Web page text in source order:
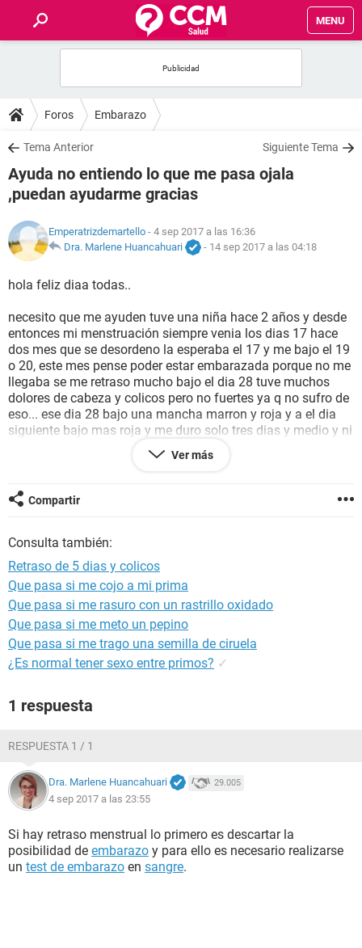
MENU
FOROS
SALUD
FAMILIA
NUTRICIÓN
SEXUALIDAD
GLOSARIO
Foros Embarazo
Tema Anterior Siguiente Tema
Ayuda no entiendo lo que me pasa ojala
,puedan ayudarme gracias
Emperatrizdemartello - 4 sep 2017 a las 16:36
Dra. Marlene Huancahuari
- 14 sep 2017 a las 04:18
hola feliz diaa todas..
necesito que me ayuden tuve una niña hace 2 años y desde
entonces mi menstruación siempre venia los dias 17 hace
dos mes que se desordeno la esperaba el 17 y me bajo el 19
o 20, este mes pense poder estar embarazada porque no me
llegaba se me retraso mucho bajo el dia 28 tuve muchos
dolores de cabeza y colicos pero no fuertes ya q no sufro de
eso... ese dia 28 bajo una mancha marron y roja y a el dia
siguiente bajo mas roja y me duro solo tres dias y medio y ni
fue tan abundante como siempre normalmente los tres
primeros dias es demasiado la sangre que me baja...
no se me pasa? y mi esposo y yo tuvimos relaciones a los
dos dias que se fue mi ,periodo y el dia siguiente vote como
se habia ido... queremos un bebe y realmente no se si tengo
dias fertiles si me costara o no.
espero me puedan ayudar graciass..
Ver más
Compartir
Consulta también:
Retraso de 5 dias y colicos
Que pasa si me cojo a mi prima
Que pasa si me rasuro con un rastrillo oxidado
Que pasa si me meto un pepino
Que pasa si me trago una semilla de ciruela
¿Es normal tener sexo entre primos? ✓
1 respuesta
RESPUESTA 1 / 1
Dra. Marlene Huancahuari 29.005
4 sep 2017 a las 23:55
Si hay retraso menstrual lo primero es descartar la
posibilidad de embarazo y para ello es necesario realizarse
un test de embarazo en sangre.